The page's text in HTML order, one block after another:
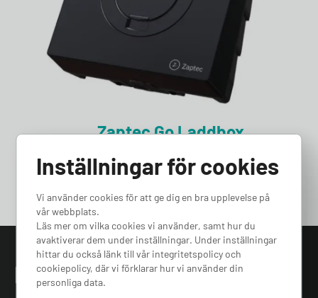
Zaptec Go Laddbox
Få Nyhetsbrev
Inställningar för cookies
Vi använder cookies för att ge dig en bra upplevelse på
vår webbplats.
Läs mer om vilka cookies vi använder, samt hur du
avaktiverar dem under inställningar. Under inställningar
hittar du också länk till vår integritetspolicy och
cookiepolicy, där vi förklarar hur vi använder din
personliga data.